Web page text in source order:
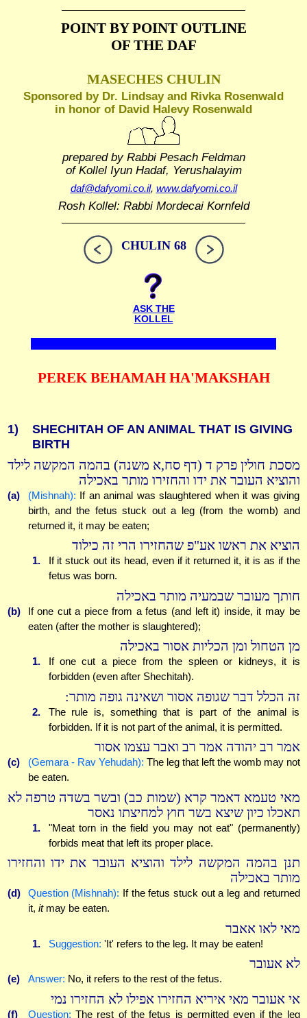
POINT BY POINT OUTLINE
OF THE DAF
MASECHES CHULIN
Sponsored by Dr. Lindsay and Rivka Rosenwald
in honor of David Halevy Rosenwald
prepared by Rabbi Pesach Feldman
of Kollel Iyun Hadaf, Yerushalayim
daf@dafyomi.co.il, www.dafyomi.co.il
Rosh Kollel: Rabbi Mordecai Kornfeld
CHULIN 68
ASK THE
KOLLEL
PEREK BEHAMAH HA'MAKSHAH
1)
SHECHITAH OF AN ANIMAL THAT IS GIVING
BIRTH
מסכת חולין פרק ד (דף סח,א משנה) בהמה המקשה לילד
והוציא העובר את ידו והחזירו מותר באכילה
(a) (Mishnah): If an animal was slaughtered when it was giving
birth, and the fetus stuck out a leg (from the womb) and
returned it, it may be eaten;
הוציא את ראשו אע"פ שהחזירו הרי זה כילוד
1.
If it stuck out its head, even if it returned it, it is as if the
fetus was born.
חותך מעובר שבמעיה מותר באכילה
(b)
If one cut a piece from a fetus (and left it) inside, it may be
eaten (after the mother is slaughtered);
מן הטחול ומן הכליות אסור באכילה
1.
If one cut a piece from the spleen or kidneys, it is
forbidden (even after Shechitah).
זה הכלל דבר שגופה אסור ושאינה גופה מותר:
2.
The rule is, something that is part of the animal is
forbidden. If it is not part of the animal, it is permitted.
אמר רב יהודה אמר רב ואבר עצמו אסור
(c) (Gemara - Rav Yehudah): The leg that left the womb may not
be eaten.
מאי טעמא דאמר קרא (שמות כב) ובשר בשדה טרפה לא
תאכלו כיון שיצא בשר חוץ למחיצתו נאסר
1.
"Meat torn in the field you may not eat" (permanently)
forbids meat that left its proper place.
תנן בהמה המקשה לילד והוציא העובר את ידו והחזירו
מותר באכילה
(d) Question (Mishnah): If the fetus stuck out a leg and returned
it, itmay be eaten.
מאי לאו אאבר
1. Suggestion: 'It' refers to the leg. It may be eaten!
לא אעובר
(e) Answer: No, it refers to the rest of the fetus.
אי אעובר מאי איריא החזירו אפילו לא החזירו נמי
(f) Question: The rest of the fetus is permitted even if the leg